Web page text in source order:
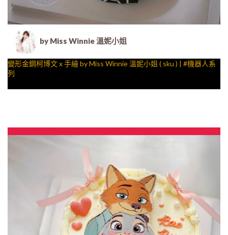
by Miss Winnie 溫妮小姐
變形金鋼柯博文 x 手繪 by Miss Winnie 溫妮小姐 ( sku ) | #機器人系
列